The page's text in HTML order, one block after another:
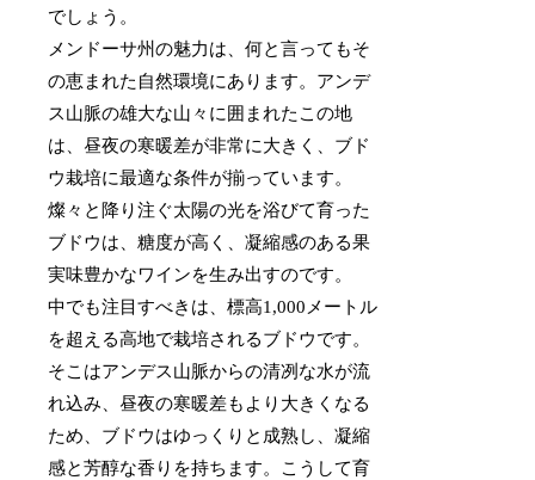
でしょう。
メンドーサ州の魅力は、何と言ってもそ
の恵まれた自然環境にあります。アンデ
ス山脈の雄大な山々に囲まれたこの地
は、昼夜の寒暖差が非常に大きく、ブド
ウ栽培に最適な条件が揃っています。
燦々と降り注ぐ太陽の光を浴びて育った
ブドウは、糖度が高く、凝縮感のある果
実味豊かなワインを生み出すのです。
中でも注目すべきは、標高1,000メートル
を超える高地で栽培されるブドウです。
そこはアンデス山脈からの清冽な水が流
れ込み、昼夜の寒暖差もより大きくなる
ため、ブドウはゆっくりと成熟し、凝縮
感と芳醇な香りを持ちます。こうして育